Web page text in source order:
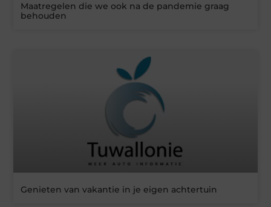
Maatregelen die we ook na de pandemie graag
behouden
Genieten van vakantie in je eigen achtertuin